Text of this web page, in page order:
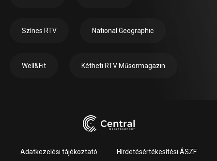
Színes RTV National Geographic
Well&Fit Kétheti RTV Műsormagazin
Adatkezelési tájékoztató Hírdetésértékesítési ÁSZF